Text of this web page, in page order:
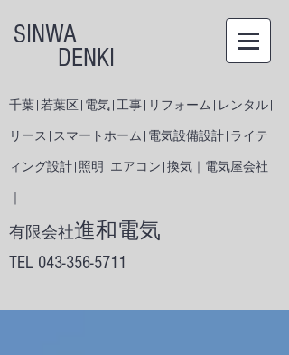
SINWA
DENKI
千葉|若葉区|電気|工事|リフォーム|レンタル|
リース|スマートホーム|電気設備設計|ライテ
ィング設計|照明|エアコン|換気｜電気屋会社
有限会社進和電気
​TEL 043-356-5711